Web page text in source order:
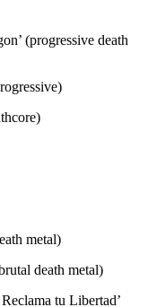
(progressive death
metal)
death metal)
tu Libertad’